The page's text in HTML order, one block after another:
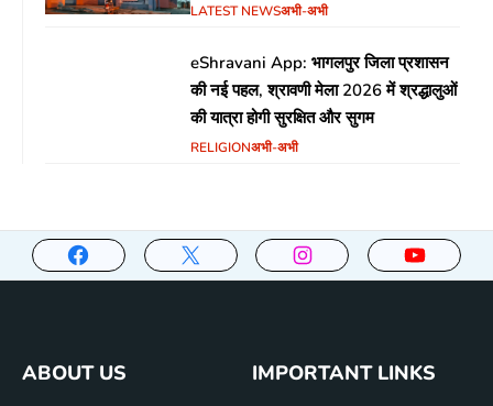
LATEST NEWSअभी-अभी
eShravani App: भागलपुर जिला प्रशासन
की नई पहल, श्रावणी मेला 2026 में श्रद्धालुओं
की यात्रा होगी सुरक्षित और सुगम
RELIGIONअभी-अभी
ABOUT US
IMPORTANT LINKS